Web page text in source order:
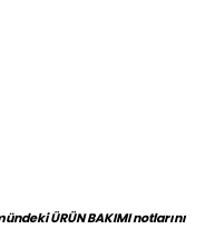
ÜRÜN BAKIMI notlarını